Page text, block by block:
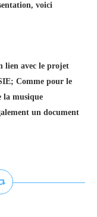
, voici
lien avec le projet
Comme pour le
la musique
un document